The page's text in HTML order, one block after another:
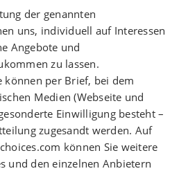
der genannten
uns, individuell auf Interessen
Angebote und
zu lassen.
können per Brief, bei dem
Medien (Webseite und
Einwilligung besteht –
zugesandt werden. Auf
können Sie weitere
und den einzelnen Anbietern